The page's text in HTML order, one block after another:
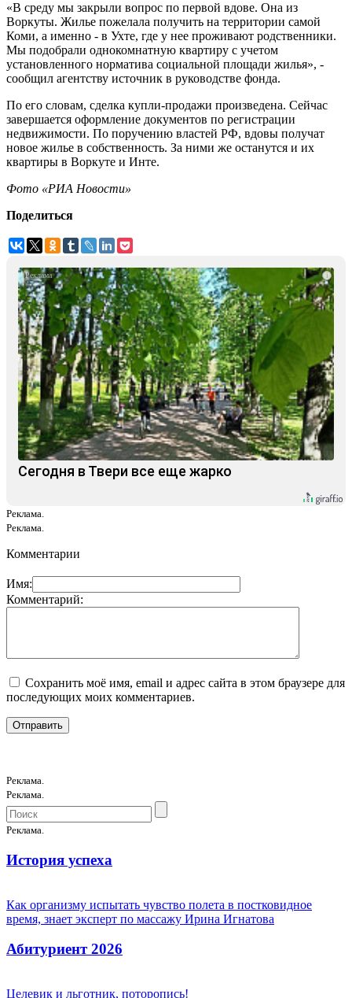
«В среду мы закрыли вопрос по первой вдове. Она из
Воркуты. Жилье пожелала получить на территории самой
Коми, а именно - в Ухте, где у нее проживают родственники.
Мы подобрали однокомнатную квартиру с учетом
установленного норматива социальной площади жилья», -
сообщил агентству источник в руководстве фонда.
По его словам, сделка купли-продажи произведена. Сейчас
завершается оформление документов по регистрации
недвижимости. По поручению властей РФ, вдовы получат
новое жилье в собственность. За ними же останутся и их
квартиры в Воркуте и Инте.
Фото «РИА Новости»
Поделиться
i
Сегодня в Твери все еще жарко
Реклама.
Реклама.
Комментарии
Имя:
Комментарий:
Сохранить моё имя, email и адрес сайта в этом браузере для
последующих моих комментариев.
Реклама.
Реклама.
Реклама.
История успеха
Как организму испытать чувство полета в постковидное
время, знает эксперт по массажу Ирина Игнатова
Абитуриент 2026
Целевик и льготник, поторопись!